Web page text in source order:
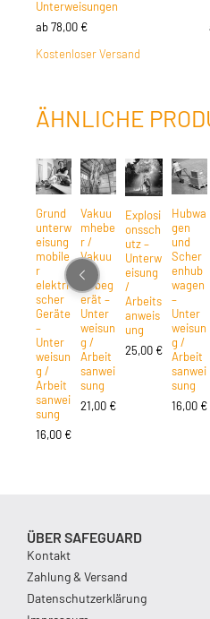
Unterweisungen
ab78,00 €
Kostenloser Versand
ÄHNLICHE
Grund
unterw
eisung
mobile
r
elektri
scher
Geräte
–
Unter
weisun
g /
Arbeit
sanwei
sung
16,00 €
Vakuu
mhebe
r /
Vakuu
m-
Hebeg
erät –
Unter
weisun
g /
Arbeit
sanwei
sung
21,00 €
Explosi
onssch
utz –
Unterw
eisung
/
Arbeits
anweis
ung
25,00 €
Hubwa
gen
und
Scher
enhub
wagen
–
Unter
weisun
g /
Arbeit
sanwei
sung
16,00 €
ÜBER SAFEGUARD
Kontakt
Zahlung & Versand
Datenschutzerklärung